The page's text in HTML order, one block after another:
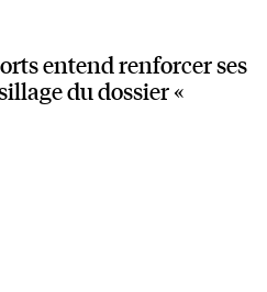
entend renforcer ses
du dossier «